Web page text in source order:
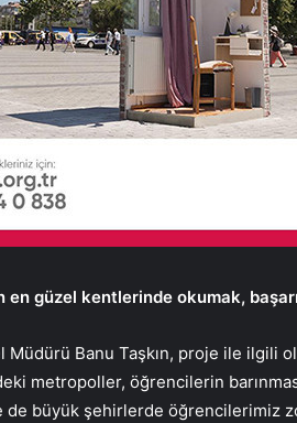
en güzel kentlerinde okumak,
Müdürü Banu Taşkın, proje ile ilgili
metropoller, öğrencilerin
de büyük şehirlerde öğrencilerimiz